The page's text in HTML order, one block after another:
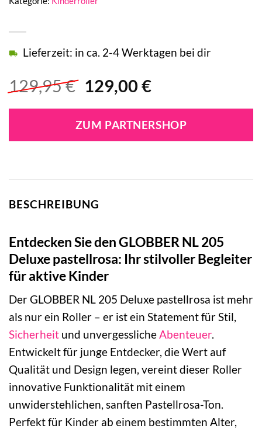
129,95€ Ursprünglicher
war:
129,95 €
129,00 €Aktueller
ist:
129,00 €.
Lieferzeit: in ca. 2-4 Werktagen bei dir
ZUM PARTNERSHOP
BESCHREIBUNG
Entdecken Sie den GLOBBER NL 205
Deluxe pastellrosa: Ihr stilvoller Begleiter
für aktive Kinder
Der GLOBBER NL 205 Deluxe pastellrosa ist mehr
als nur ein Roller – er ist ein Statement für Stil,
Sicherheit und unvergesslicheAbenteuer.
Entwickelt für junge Entdecker, die Wert auf
Qualität und Design legen, vereint dieser Roller
innovative Funktionalität mit einem
unwiderstehlichen, sanften Pastellrosa-Ton.
Perfekt für Kinder ab einem bestimmten Alter,